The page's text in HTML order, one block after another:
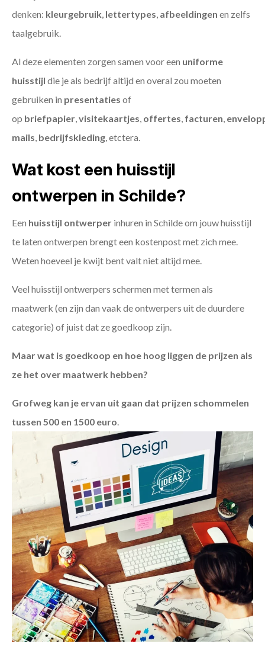
denken: kleurgebruik, lettertypes, afbeeldingen en zelfs
taalgebruik.
Al deze elementen zorgen samen voor een uniforme
huisstijl die je als bedrijf altijd en overal zou moeten
gebruiken in presentaties of
op briefpapier,visitekaartjes, offertes, facturen,
mails, bedrijfskleding, etctera.
Wat kost een huisstijl
ontwerpen in Schilde?
Een huisstijl ontwerper inhuren in Schilde om jouw huisstijl
te laten ontwerpen brengt een kostenpost met zich mee.
Weten hoeveel je kwijt bent valt niet altijd mee.
Veel huisstijl ontwerpers schermen met termen als
maatwerk (en zijn dan vaak de ontwerpers uit de duurdere
categorie) of juist dat ze goedkoop zijn.
Maar wat is goedkoop en hoe hoog liggen de prijzen als
ze het over maatwerk hebben?
Grofweg kan je ervan uit gaan dat prijzen schommelen
tussen 500 en 1500 euro.